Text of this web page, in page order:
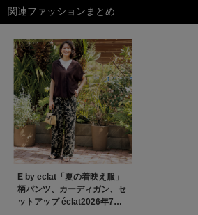
関連ファッションまとめ
E by eclat「夏の着映え服」
柄パンツ、カーディガン、セ
ットアップ éclat2026年7・8